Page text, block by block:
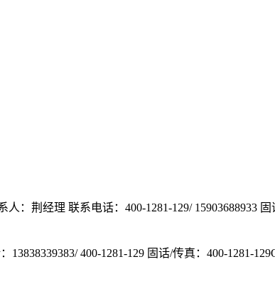
人：荆经理 联系电话：400-1281-129/ 15903688933 固
13838339383/ 400-1281-129 固话/传真：400-1281-129